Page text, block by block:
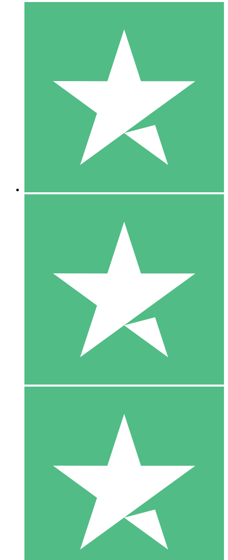
Packs de Crédits Individuels
Payez à l'utilisation avec des crédits de téléchargement. Sans
1 Téléchargement
10 00
10 Téléchargements
20 00